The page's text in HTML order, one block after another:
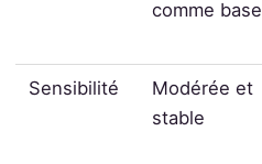
comme base
Sensibilité
Modérée et
stable